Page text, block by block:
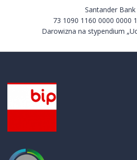
Santander Bank
73 1090 1160 0000 0000
Darowizna na stypendium